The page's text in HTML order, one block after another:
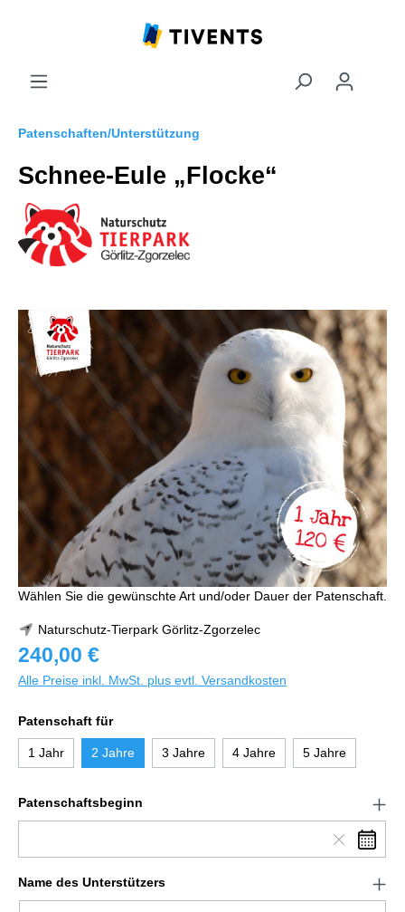
Patenschaften/Unterstützung
Schnee-Eule „Flocke“
Wählen Sie die gewünschte Art und/oder Dauer der Patenschaft.
Naturschutz-Tierpark Görlitz-Zgorzelec
240,00 €
Alle Preise inkl. MwSt. plus evtl. Versandkosten
Patenschaft für
1 Jahr 2 Jahre 3 Jahre 4 Jahre 5 Jahre
Patenschaftsbeginn
Name des Unterstützers